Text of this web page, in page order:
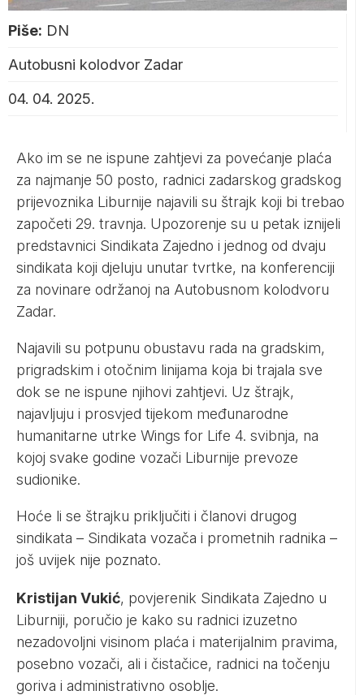
Piše: DN
Autobusni kolodvor Zadar
04. 04. 2025.
Ako im se ne ispune zahtjevi za povećanje plaća
za najmanje 50 posto, radnici zadarskog gradskog
prijevoznika Liburnije najavili su štrajk koji bi trebao
započeti 29. travnja. Upozorenje su u petak iznijeli
predstavnici Sindikata Zajedno i jednog od dvaju
sindikata koji djeluju unutar tvrtke, na konferenciji
za novinare održanoj na Autobusnom kolodvoru
Zadar.
Najavili su potpunu obustavu rada na gradskim,
prigradskim i otočnim linijama koja bi trajala sve
dok se ne ispune njihovi zahtjevi. Uz štrajk,
najavljuju i prosvjed tijekom međunarodne
humanitarne utrke Wings for Life 4. svibnja, na
kojoj svake godine vozači Liburnije prevoze
sudionike.
Hoće li se štrajku priključiti i članovi drugog
sindikata – Sindikata vozača i prometnih radnika –
još uvijek nije poznato.
Kristijan Vukić, povjerenik Sindikata Zajedno u
Liburniji, poručio je kako su radnici izuzetno
nezadovoljni visinom plaća i materijalnim pravima,
posebno vozači, ali i čistačice, radnici na točenju
goriva i administrativno osoblje.